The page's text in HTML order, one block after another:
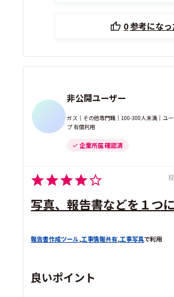
0参考になっ
非公開ユーザー
ガス｜その他専門職｜100-300人未満｜ユ
プ 有償利用
企業所属 確認済
写真、報告書などを１つに
報告書作成ツール,工事情報共有,工事写真で利用
良いポイント